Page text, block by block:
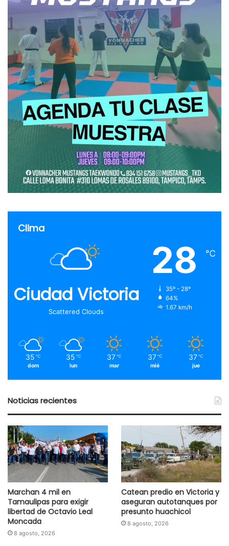
Clima
Ciudad Victoria
Scattered Clouds
28 ℃
35º - 28º
64%
1.67 km/h
35 ℃
dom
35 ℃
lun
37 ℃
mar
37 ℃
mié
37 ℃
jue
Noticias recientes
Marchan 4 mil en
Tamaulipas para exigir
libertad de Octavio Leal
Moncada
8 agosto, 2026
Catean predio en Victoria y
aseguran autotanques por
presunto huachicol
8 agosto, 2026